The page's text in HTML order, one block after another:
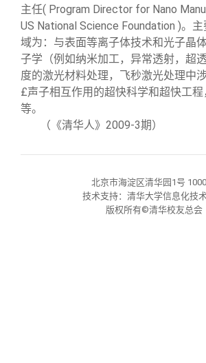
西南联大校友会
义工计划
新媒体平台
青春风采
校友文苑
校友讲坛
信息化服务
三创大赛
实用信息
总会简介
会长致辞
总会章程
制度法规
关闭
主任( Program Director for Nano
US National Science Foundation )。
域为：与表面等离子体技术和光子晶
子学（例如纳米加工，异常透射，超
度的激光材料处理，飞秒激光处理中
£­声子相互作用的超快科学和超快工
等。
（《清华人》2009-3期）
北京市海淀区清华园1号
技术支持：清华大学信息化技
版权所有©清华校友总会